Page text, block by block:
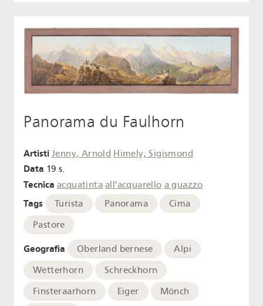
Panorama du Faulhorn
Artisti Jenny, Arnold Himely, Sigismond
Data 19 s.
Tecnica acquatinta all'acquarello a guazzo
Tags Turista Panorama
Cima
Pastore
Geografia Oberland bernese
Alpi
Wetterhorn
Schreckhorn
Finsteraarhorn
Eiger
Mönch